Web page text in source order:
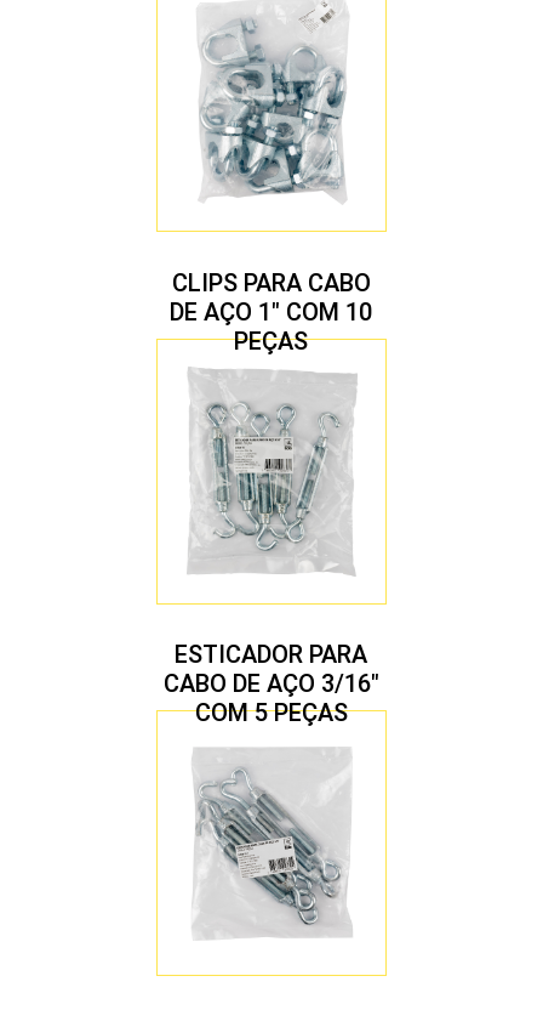
CLIPS PARA CABO
DE AÇO 1″ COM 10
PEÇAS
ESTICADOR PARA
CABO DE AÇO 3/16″
COM 5 PEÇAS